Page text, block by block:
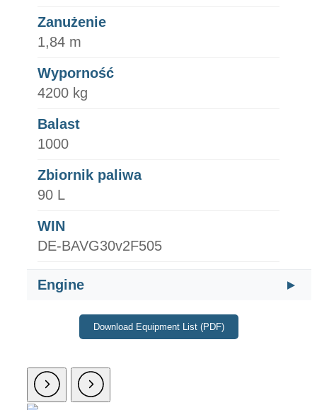
Zanużenie
1,84 m
Wyporność
4200 kg
Balast
1000
Zbiornik paliwa
90 L
WIN
DE-BAVG30v2F505
Engine
Download Equipment List (PDF)